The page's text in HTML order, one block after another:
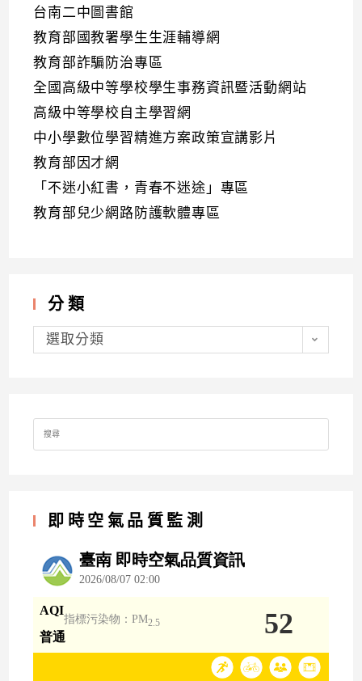
台南二中圖書館
教育部國教署學生生涯輔導網
教育部詐騙防治專區
全國高級中等學校學生事務資訊暨活動網站
高級中等學校自主學習網
中小學數位學習精進方案政策宣講影片
教育部因才網
「不迷小紅書，青春不迷途」專區
教育部兒少網路防護軟體專區
分類
分
類選取分類
Search
for:
即時空氣品質監測